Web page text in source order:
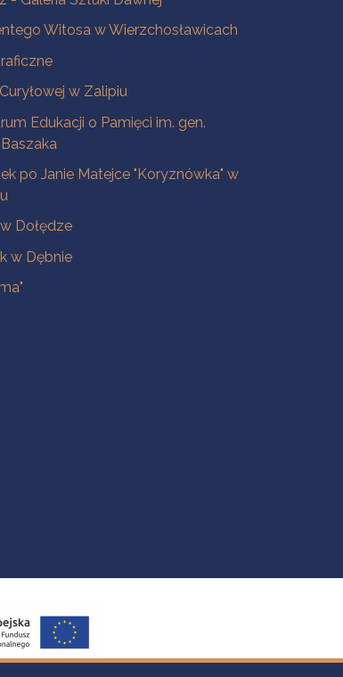
Witosa w Wierzchosławicach
w Zalipiu
Edukacji o Pamięci im. gen.
po Janie Matejce "Koryznówka" w
Dołędze
w Dębnie